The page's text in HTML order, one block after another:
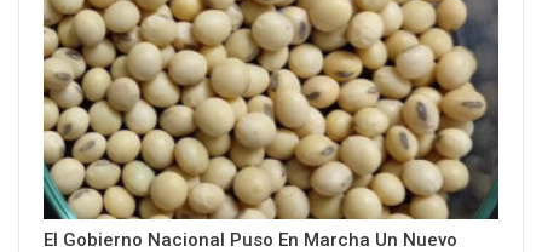
El Gobierno Nacional Puso En Marcha Un Nuevo